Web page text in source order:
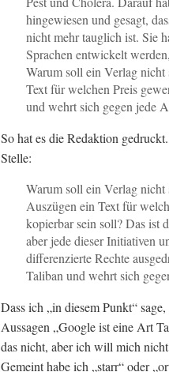
hingewiesen und gesagt,
nicht mehr tauglich ist. Sie
Sprachen entwickelt
Warum soll ein Verlag
Text für welchen Preis
und wehrt sich gegen jede
So hat es die Redaktion
Stelle:
Warum soll ein Verlag
Auszügen ein Text für
kopierbar sein soll? Das ist
aber jede dieser Initiativen
differenzierte Rechte
Taliban und wehrt sich
Dass ich „in diesem Punkt“
Aussagen „Google ist eine Art
das nicht, aber ich will mich
Gemeint habe ich „starr“ oder